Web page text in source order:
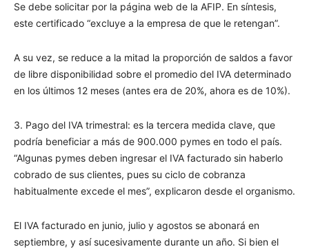
Se debe solicitar por la página web de la AFIP. En síntesis,
este certificado “excluye a la empresa de que le retengan”.
A su vez, se reduce a la mitad la proporción de saldos a favor
de libre disponibilidad sobre el promedio del IVA determinado
en los últimos 12 meses (antes era de 20%, ahora es de 10%).
3. Pago del IVA trimestral: es la tercera medida clave, que
podría beneficiar a más de 900.000 pymes en todo el país.
“Algunas pymes deben ingresar el IVA facturado sin haberlo
cobrado de sus clientes, pues su ciclo de cobranza
habitualmente excede el mes”, explicaron desde el organismo.
El IVA facturado en junio, julio y agostos se abonará en
septiembre, y así sucesivamente durante un año. Si bien el